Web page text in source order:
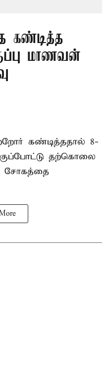
கண்டித்த
மாணவன்
கண்டித்ததால் 8-
தற்கொலை
சோகத்தை